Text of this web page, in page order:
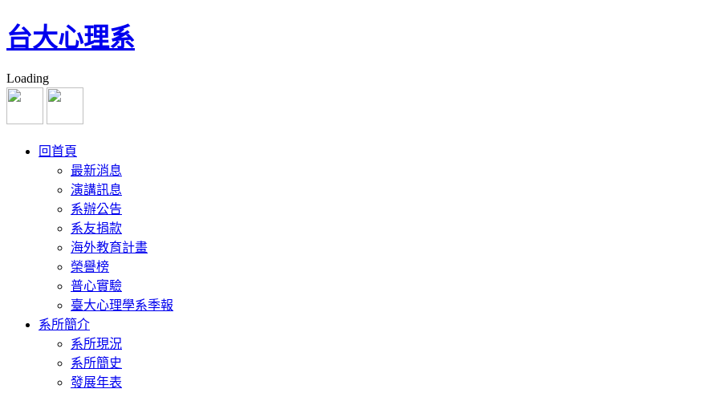
台大心理系
Loading
回首頁
最新消息
演講訊息
系辦公告
系友捐款
海外教育計畫
榮譽榜
普心實驗
臺大心理學系季報
系所簡介
系所現況
系所簡史
發展年表